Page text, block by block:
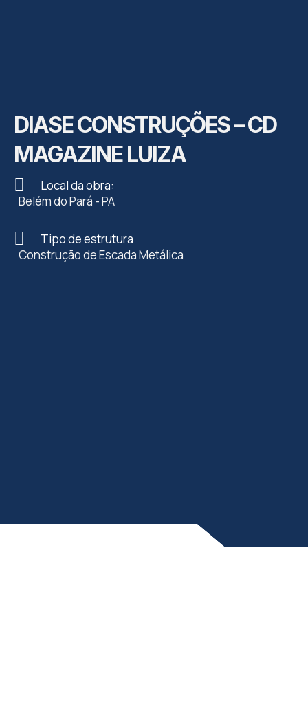
DIASE CONSTRUÇÕES – CD
MAGAZINE LUIZA
Local da obra:
Belém do Pará - PA
Tipo de estrutura
Construção de Escada Metálica